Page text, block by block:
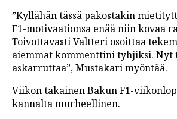
”Kyllähän tässä pakostakin
F1-motivaationsa enää niin kovaa
Toivottavasti Valtteri osoittaa
aiemmat kommenttini tyhjiksi.
askarruttaa”, Mustakari myöntää.
Viikon takainen Bakun F1-
kannalta murheellinen.